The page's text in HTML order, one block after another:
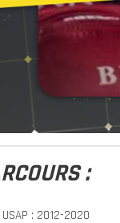
:
USAP : 2012-2020